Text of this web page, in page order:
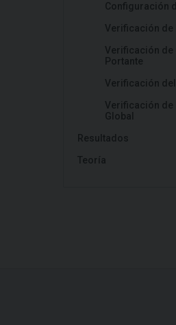
Configuración
Verificación de
Verificación de
Portante
Verificación
Verificación de
Global
Resultados
Teoría